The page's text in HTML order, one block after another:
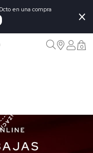
Dcto en una compra
×
0